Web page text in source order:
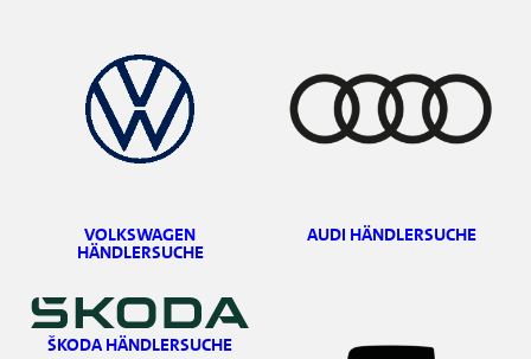
VOLKSWAGEN
HÄNDLERSUCHE
AUDI HÄNDLERSUCHE
ŠKODA HÄNDLERSUCHE